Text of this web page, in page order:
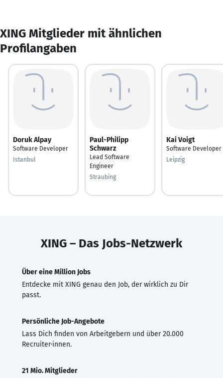
XING Mitglieder mit ähnlichen
Profilangaben
Doruk Alpay
Software Developer
Istanbul
Paul-Philipp
Schwarz
Lead Software
Engineer
Straubing
Kai Voigt
Software Developer
Leipzig
XING – Das Jobs-Netzwerk
Über eine Million Jobs
Entdecke mit XING genau den Job, der wirklich zu Dir
passt.
Persönliche Job-Angebote
Lass Dich finden von Arbeitgebern und über 20.000
Recruiter·innen.
21 Mio. Mitglieder